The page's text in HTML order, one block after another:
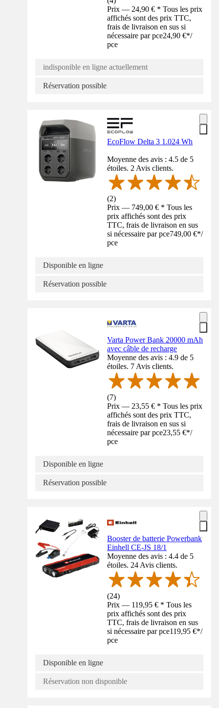
Prix — 24,90 € * Tous les prix
affichés sont des prix TTC,
frais de livraison en sus si
nécessaire par pce24,90 €*/
pce
indisponible en ligne actuellement
Réservation possible
EcoFlow Delta 3 1.024 Wh
Moyenne des avis : 4.5 de 5
étoiles. 2 Avis clients.
(2)
Prix — 749,00 € * Tous les
prix affichés sont des prix
TTC, frais de livraison en sus
si nécessaire par pce749,00 €*/
pce
Disponible en ligne
Réservation possible
Varta Power Bank 20000 mAh
avec câble de recharge
Moyenne des avis : 4.9 de 5
étoiles. 7 Avis clients.
(7)
Prix — 23,55 € * Tous les prix
affichés sont des prix TTC,
frais de livraison en sus si
nécessaire par pce23,55 €*/
pce
Disponible en ligne
Réservation possible
Booster de batterie Powerbank
Einhell CE-JS 18/1
Moyenne des avis : 4.4 de 5
étoiles. 24 Avis clients.
(24)
Prix — 119,95 € * Tous les
prix affichés sont des prix
TTC, frais de livraison en sus
si nécessaire par pce119,95 €*/
pce
Disponible en ligne
Réservation non disponible